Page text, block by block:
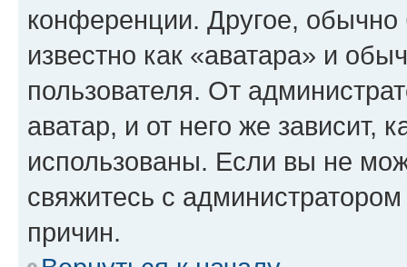
конференции. Другое,
известно как «аватара» и
пользователя. От
аватар, и от него же зависит,
использованы. Если вы не
свяжитесь с
причин.